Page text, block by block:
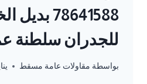
78641588
للجدران سلطنة
بواسطة مقاولات عامة مسقط